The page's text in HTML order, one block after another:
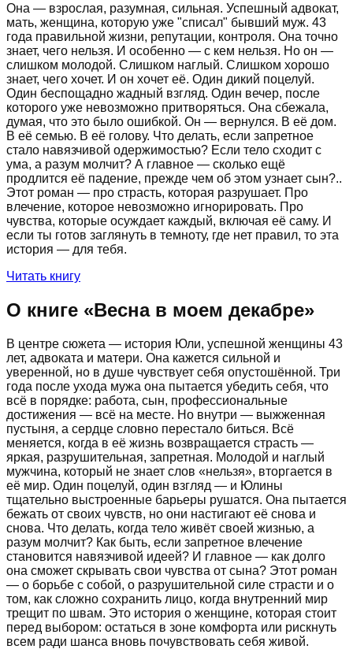
Она — взрослая, разумная, сильная. Успешный адвокат,
мать, женщина, которую уже "списал" бывший муж. 43
года правильной жизни, репутации, контроля. Она точно
знает, чего нельзя. И особенно — с кем нельзя. Но он —
слишком молодой. Слишком наглый. Слишком хорошо
знает, чего хочет. И он хочет её. Один дикий поцелуй.
Один беспощадно жадный взгляд. Один вечер, после
которого уже невозможно притворяться. Она сбежала,
думая, что это было ошибкой. Он — вернулся. В её дом.
В её семью. В её голову. Что делать, если запретное
стало навязчивой одержимостью? Если тело сходит с
ума, а разум молчит? А главное — сколько ещё
продлится её падение, прежде чем об этом узнает сын?..
Этот роман — про страсть, которая разрушает. Про
влечение, которое невозможно игнорировать. Про
чувства, которые осуждает каждый, включая её саму. И
если ты готов заглянуть в темноту, где нет правил, то эта
история — для тебя.
Читать книгу
О книге «Весна в моем декабре»
В центре сюжета — история Юли, успешной женщины 43
лет, адвоката и матери. Она кажется сильной и
уверенной, но в душе чувствует себя опустошённой. Три
года после ухода мужа она пытается убедить себя, что
всё в порядке: работа, сын, профессиональные
достижения — всё на месте. Но внутри — выжженная
пустыня, а сердце словно перестало биться. Всё
меняется, когда в её жизнь возвращается страсть —
яркая, разрушительная, запретная. Молодой и наглый
мужчина, который не знает слов «нельзя», вторгается в
её мир. Один поцелуй, один взгляд — и Юлины
тщательно выстроенные барьеры рушатся. Она пытается
бежать от своих чувств, но они настигают её снова и
снова. Что делать, когда тело живёт своей жизнью, а
разум молчит? Как быть, если запретное влечение
становится навязчивой идеей? И главное — как долго
она сможет скрывать свои чувства от сына? Этот роман
— о борьбе с собой, о разрушительной силе страсти и о
том, как сложно сохранить лицо, когда внутренний мир
трещит по швам. Это история о женщине, которая стоит
перед выбором: остаться в зоне комфорта или рискнуть
всем ради шанса вновь почувствовать себя живой.